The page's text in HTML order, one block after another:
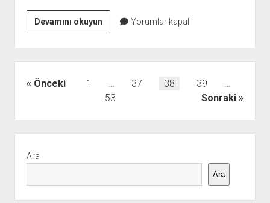
Devamını okuyunAcu.Exe
Çalışmayı
Durdurdu
Hatası
Çözümü
Yorumlar kapalı
YazıÖnceki 1 … 37 38 39
…
53
Sonraki
Menü
Ara
Ara